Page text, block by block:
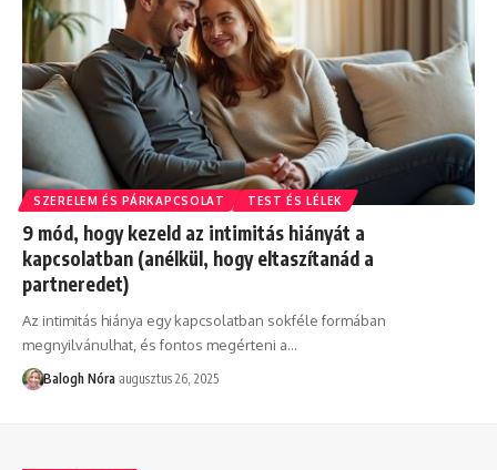
SZERELEM ÉS PÁRKAPCSOLAT TEST ÉS LÉLEK
9 mód, hogy kezeld az intimitás hiányát a
kapcsolatban (anélkül, hogy eltaszítanád a
partneredet)
Az intimitás hiánya egy kapcsolatban sokféle formában
megnyilvánulhat, és fontos megérteni a…
Balogh Nóra augusztus 26, 2025